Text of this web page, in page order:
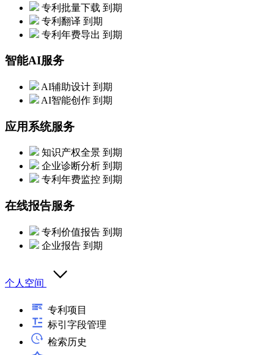
专利批量下载 到期
专利翻译 到期
专利年费导出 到期
智能AI服务
AI辅助设计 到期
AI智能创作 到期
应用系统服务
知识产权全景 到期
企业诊断分析 到期
专利年费监控 到期
在线报告服务
专利价值报告 到期
企业报告 到期
个人空间
专利项目
标引字段管理
检索历史